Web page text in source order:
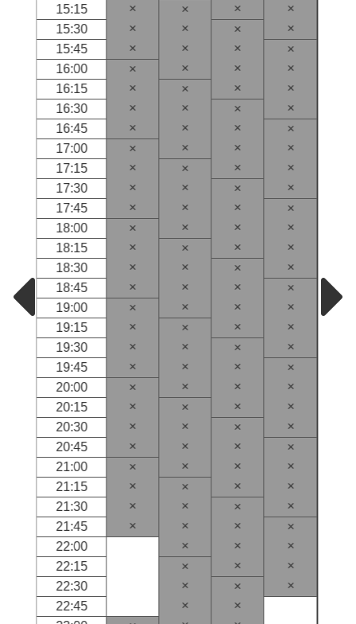
15:15
× × ×
×
15:30
× × ×
×
15:45
× × ×
×
16:00
× × ×
×
16:15
× × ×
×
16:30
× × ×
×
16:45
× × ×
×
17:00
× × ×
×
17:15
× × ×
×
17:30
× × ×
×
17:45
× × ×
×
18:00
× × ×
×
18:15
× × ×
×
18:30
× × ×
×
18:45
× × ×
×
19:00
× × ×
×
19:15
× × ×
×
19:30
× × ×
×
19:45
× × ×
×
20:00
× × ×
×
20:15
× × ×
×
20:30
× × ×
×
20:45
× × ×
×
21:00
× × ×
×
21:15
× × ×
×
21:30
× × ×
×
21:45
× × ×
×
22:00
× ×
×
22:15
× ×
×
22:30
× ×
×
22:45
×
×